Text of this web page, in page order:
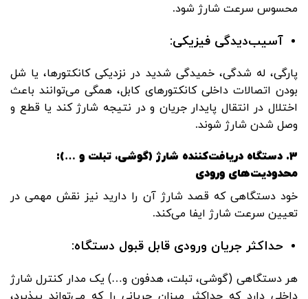
محسوس سرعت شارژ شود.
آسیب‌دیدگی فیزیکی:
پارگی، له شدگی، خمیدگی شدید در نزدیکی کانکتورها، یا شل
بودن اتصالات داخلی کانکتورهای کابل، همگی می‌توانند باعث
اختلال در انتقال پایدار جریان و در نتیجه شارژ کند یا قطع و
وصل شدن شارژ شوند.
3. دستگاه دریافت‌کننده شارژ (گوشی، تبلت و …):
محدودیت‌های ورودی
خود دستگاهی که قصد شارژ آن را دارید نیز نقش مهمی در
تعیین سرعت شارژ ایفا می‌کند.
حداکثر جریان ورودی قابل قبول دستگاه:
هر دستگاهی (گوشی، تبلت، هدفون و…) یک مدار کنترل شارژ